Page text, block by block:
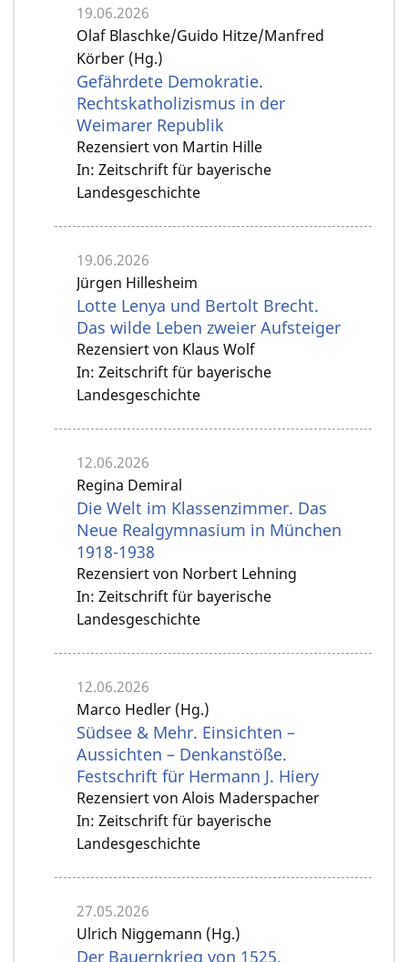
19.06.2026
Olaf Blaschke/Guido Hitze/Manfred
Körber (Hg.)
Gefährdete Demokratie.
Rechtskatholizismus in der
Weimarer Republik
Rezensiert von Martin Hille
In: Zeitschrift für bayerische
Landesgeschichte
19.06.2026
Jürgen Hillesheim
Lotte Lenya und Bertolt Brecht.
Das wilde Leben zweier Aufsteiger
Rezensiert von Klaus Wolf
In: Zeitschrift für bayerische
Landesgeschichte
12.06.2026
Regina Demiral
Die Welt im Klassenzimmer. Das
Neue Realgymnasium in München
1918-1938
Rezensiert von Norbert Lehning
In: Zeitschrift für bayerische
Landesgeschichte
12.06.2026
Marco Hedler (Hg.)
Südsee & Mehr. Einsichten –
Aussichten – Denkanstöße.
Festschrift für Hermann J. Hiery
Rezensiert von Alois Maderspacher
In: Zeitschrift für bayerische
Landesgeschichte
27.05.2026
Ulrich Niggemann (Hg.)
Der Bauernkrieg von 1525.